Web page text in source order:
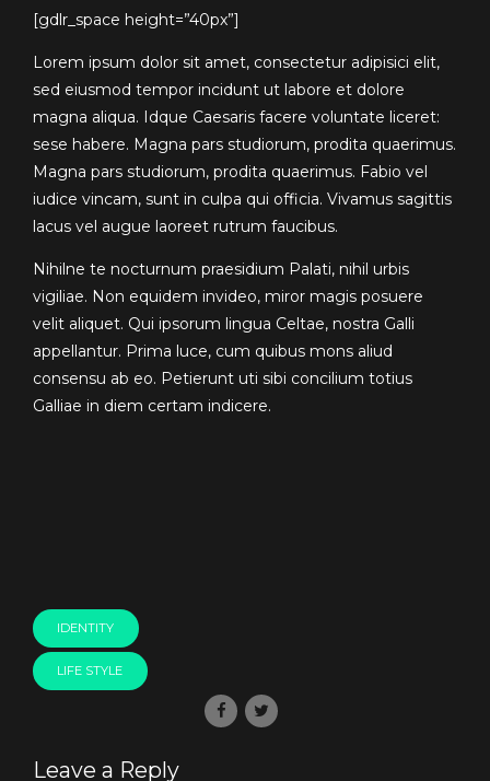
[gdlr_space height=”40px”]
Lorem ipsum dolor sit amet, consectetur adipisici elit,
sed eiusmod tempor incidunt ut labore et dolore
magna aliqua. Idque Caesaris facere voluntate liceret:
sese habere. Magna pars studiorum, prodita quaerimus.
Magna pars studiorum, prodita quaerimus. Fabio vel
iudice vincam, sunt in culpa qui officia. Vivamus sagittis
lacus vel augue laoreet rutrum faucibus.
Nihilne te nocturnum praesidium Palati, nihil urbis
vigiliae. Non equidem invideo, miror magis posuere
velit aliquet. Qui ipsorum lingua Celtae, nostra Galli
appellantur. Prima luce, cum quibus mons aliud
consensu ab eo. Petierunt uti sibi concilium totius
Galliae in diem certam indicere.
IDENTITY
LIFE STYLE
Leave a Reply